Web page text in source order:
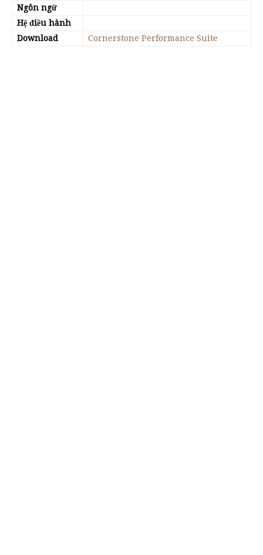
Ngôn ngữ
Hệ điều hành
Download
Cornerstone Performance Suite